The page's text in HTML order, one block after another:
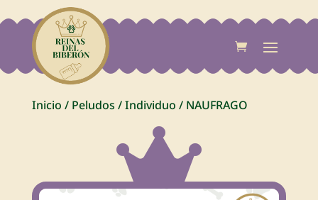
Inicio / Peludos /Individuo / NAUFRAGO
